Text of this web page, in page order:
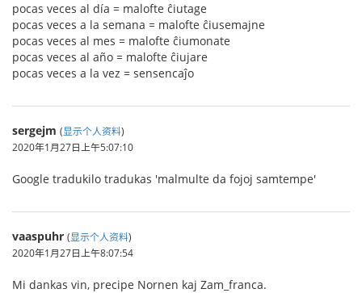
pocas veces al día = malofte ĉiutage
pocas veces a la semana = malofte ĉiusemajne
pocas veces al mes = malofte ĉiumonate
pocas veces al año = malofte ĉiujare
pocas veces a la vez = sensencaĵo
sergejm (显示个人资料)
2020年1月27日上午5:07:10
Google tradukilo tradukas 'malmulte da fojoj samtempe'
vaaspuhr (显示个人资料)
2020年1月27日上午8:07:54
Mi dankas vin, precipe Nornen kaj Zam_franca.